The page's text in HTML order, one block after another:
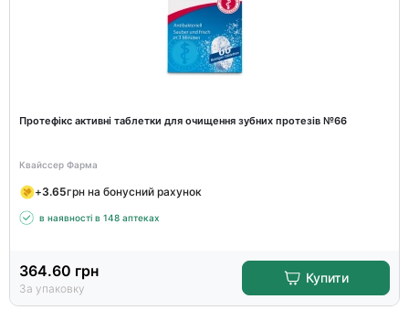
Протефікс активні таблетки для очищення зубних протезів №66
Квайссер Фарма
+3.65грн на бонусний рахунок
в наявності в 148 аптеках
364.60 грн
За упаковку
Купити